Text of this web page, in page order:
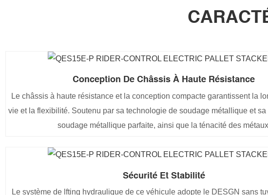
Conception De Châssis À Haute Résistance
Le châssis à haute résistance et la conception compacte garantissent la
vie et la flexibilité. Soutenu par sa technologie de soudage métallique et
soudage métallique parfaite, ainsi que la ténacité des
Sécurité Et Stabilité
Le système de lfting hydraulique de ce véhicule adopte le DESGN sans